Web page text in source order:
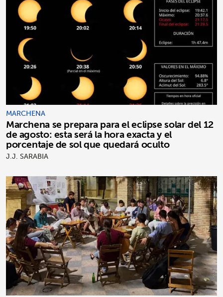
MARCHENA
Marchena se prepara para el eclipse solar del 12
de agosto: esta será la hora exacta y el
porcentaje de sol que quedará oculto
J.J. SARABIA